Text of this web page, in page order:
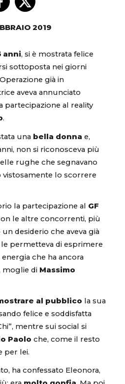
2019
anni, si è mostrata felice
sottoposta nei giorni
già in
aveva annunciato
partecipazione al reality
.
una bella donna e,
non si riconosceva più
rughe che segnavano
lo scorrere
la partecipazione al GF
le altre concorrenti, più
desiderio che aveva già
permetteva di esprimere
che ha ancora
moglie di Massimo
al pubblico la sua
felice e soddisfatta
mentre sui social si
Paolo che, come il resto
per lei.
ha confessato Eleonora,